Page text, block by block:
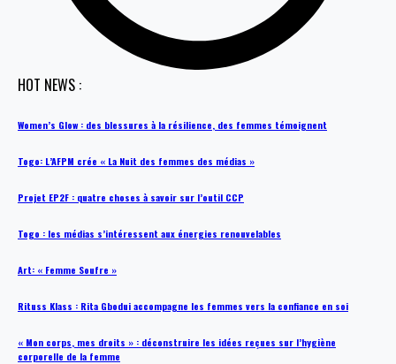
HOT NEWS :
Women’s Glow : des blessures à la résilience, des femmes témoignent
Togo: L’AFPM crée « La Nuit des femmes des médias »
Projet EP2F : quatre choses à savoir sur l’outil CCP
Togo : les médias s’intéressent aux énergies renouvelables
Art: « Femme Soufre »
Rituss Klass : Rita Gbodui accompagne les femmes vers la confiance en soi
« Mon corps, mes droits » : déconstruire les idées reçues sur l’hygiène
corporelle de la femme